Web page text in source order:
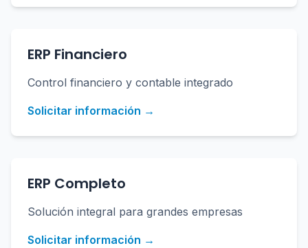
ERP Financiero
Control financiero y contable integrado
Solicitar información →
ERP Completo
Solución integral para grandes empresas
Solicitar información →